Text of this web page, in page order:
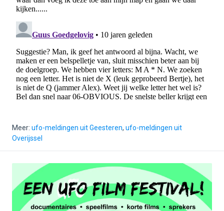
Meer: ufo-meldingen uit Geesteren, ufo-meldingen uit
Overijssel